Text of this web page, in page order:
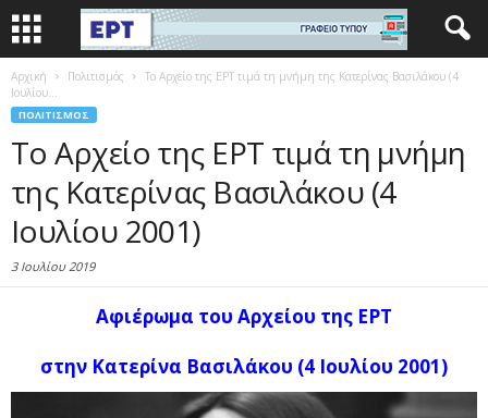
Αρχική Πολιτισμός
Το Αρχείο της ΕΡΤ τιμά τη μνήμη της Κατερίνας Βασιλάκου (4
Ιουλίου...
ΠΟΛΙΤΙΣΜΌΣ
Το Αρχείο της ΕΡΤ τιμά τη μνήμη
της Κατερίνας Βασιλάκου (4
Ιουλίου 2001)
3 Ιουλίου 2019
Αφιέρωμα του Αρχείου της ΕΡΤ
στην Κατερίνα Βασιλάκου (4 Ιουλίου 2001)